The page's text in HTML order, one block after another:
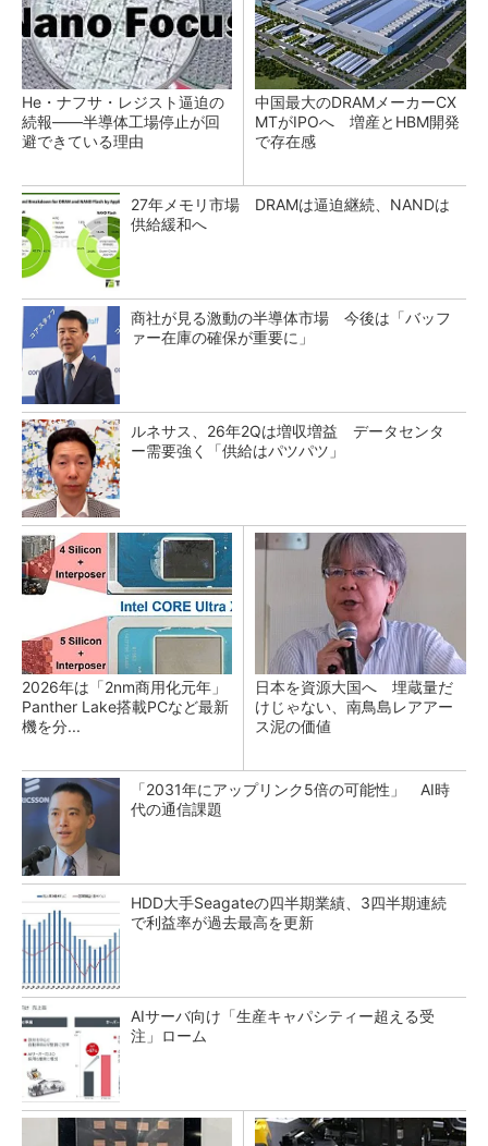
He・ナフサ・レジスト逼迫の
続報――半導体工場停止が回
避できている理由
中国最大のDRAMメーカーCX
MTがIPOへ 増産とHBM開発
で存在感
27年メモリ市場 DRAMは逼迫継続、NANDは
供給緩和へ
商社が見る激動の半導体市場 今後は「バッフ
ァー在庫の確保が重要に」
ルネサス、26年2Qは増収増益 データセンタ
ー需要強く「供給はパツパツ」
2026年は「2nm商用化元年」
Panther Lake搭載PCなど最新
機を分...
日本を資源大国へ 埋蔵量だ
けじゃない、南鳥島レアアー
ス泥の価値
「2031年にアップリンク5倍の可能性」 AI時
代の通信課題
HDD大手Seagateの四半期業績、3四半期連続
で利益率が過去最高を更新
AIサーバ向け「生産キャパシティー超える受
注」ローム